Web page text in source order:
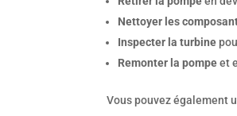
Nettoyer les
Inspecter la turbine
Remonter la pompeet
Vous pouvez également